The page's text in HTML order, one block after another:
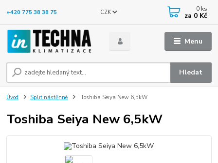
Menu
CZK
Hledat
+420 775 38 38 75 0 ks
za 0 Kč
Úvod Split nástěnné Toshiba Seiya New 6,5kW
Toshiba Seiya New 6,5kW